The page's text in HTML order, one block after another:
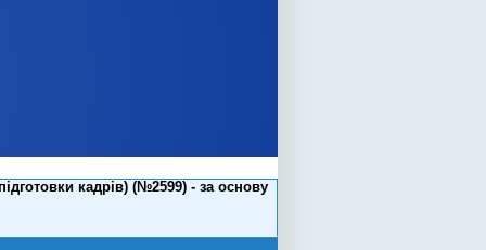
кадрів) (№2599) - за основу